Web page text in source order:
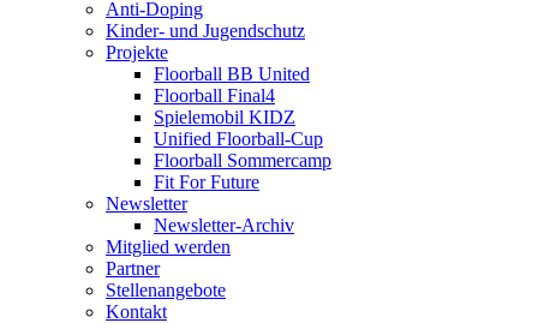
Anti-Doping
Kinder- und Jugendschutz
Projekte
Floorball BB United
Floorball Final4
Spielemobil KIDZ
Unified Floorball-Cup
Floorball Sommercamp
Fit For Future
Newsletter
Newsletter-Archiv
Mitglied werden
Partner
Stellenangebote
Kontakt